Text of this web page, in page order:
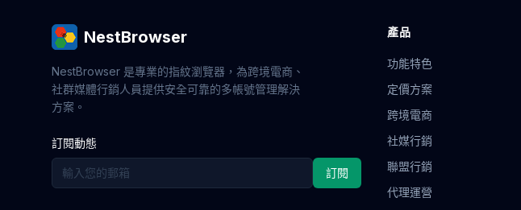
NestBrowser
NestBrowser 是專業的指紋瀏覽器，為跨境電商、
社群媒體行銷人員提供安全可靠的多帳號管理解決
方案。
訂閱動態
訂閱
產品
功能特色
定價方案
跨境電商
社媒行銷
聯盟行銷
代理運營